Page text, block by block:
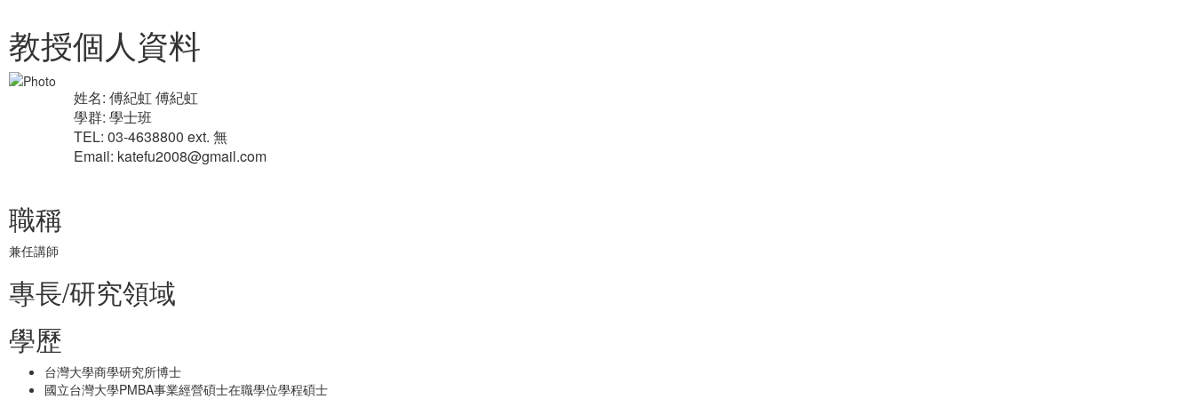
教授個人資料
姓名: 傅紀虹 傅紀虹
學群: 學士班
TEL: 03-4638800 ext. 無
Email: katefu2008@gmail.com
職稱
兼任講師
專長/研究領域
學歷
台灣大學商學研究所博士
國立台灣大學PMBA事業經營碩士在職學位學程碩士